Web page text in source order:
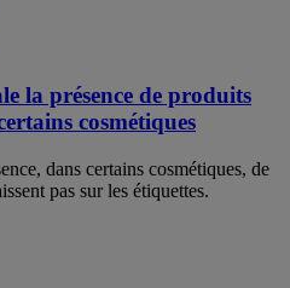
la présence de produits
cosmétiques
dans certains cosmétiques, de
pas sur les étiquettes.